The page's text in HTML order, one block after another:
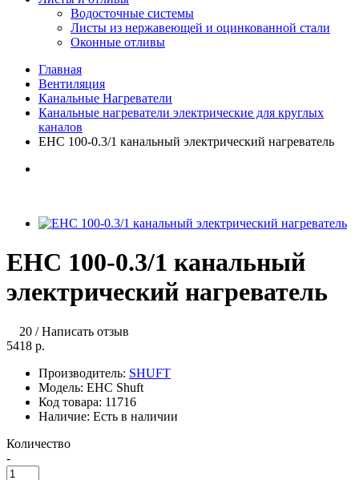
Водосточные системы
Листы из нержавеющей и оцинкованной стали
Оконные отливы
Главная
Вентиляция
Канальные Нагреватели
Канальные нагреватели электрические для круглых
каналов
EHC 100-0.3/1 канальный электрический нагреватель
EHC 100-0.3/1 канальный
электрический нагреватель
20 /Написать отзыв
5418 р.
Производитель: SHUFT
Модель: EHC Shuft
Код товара: 11716
Наличие: Есть в наличии
Количество
-